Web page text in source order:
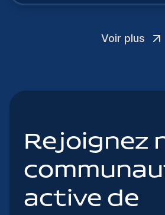
Voir plus
Rejoignez
active de